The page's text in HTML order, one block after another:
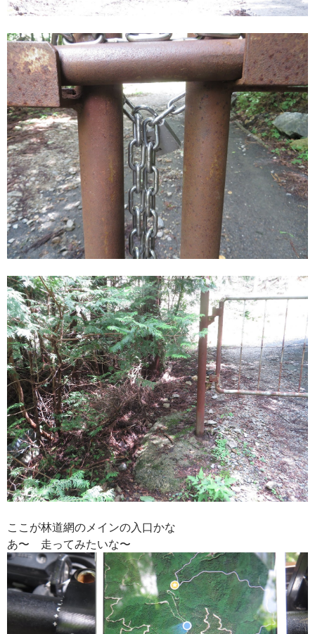
ここが林道網のメインの入口かな
あ〜 走ってみたいな〜